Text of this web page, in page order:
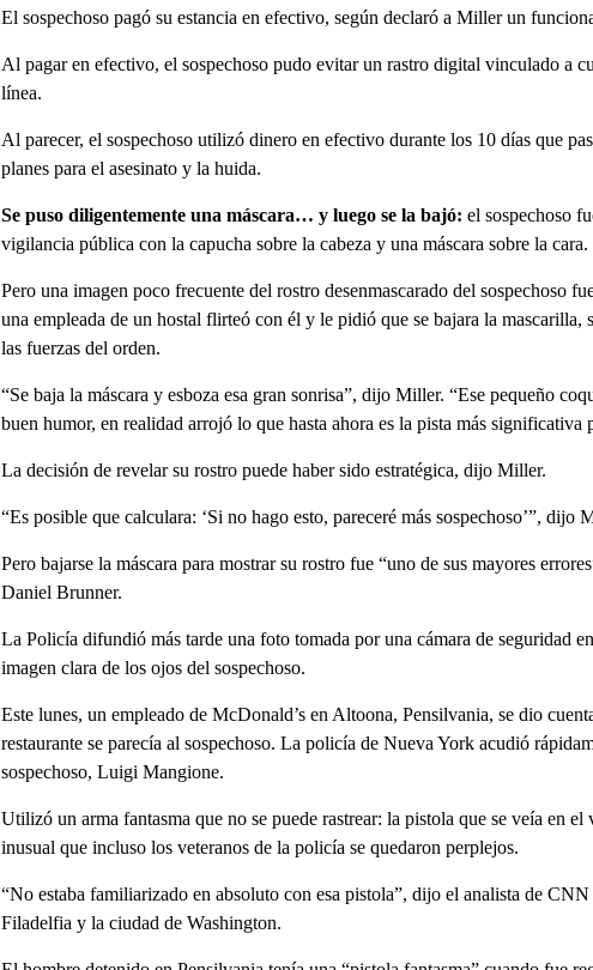
El sospechoso pagó su estancia en efectivo, según declaró a Miller un
Al pagar en efectivo, el sospechoso pudo evitar un rastro digital vinculado a
línea.
Al parecer, el sospechoso utilizó dinero en efectivo durante los 10 días que
planes para el asesinato y la huida.
Se puso diligentemente una máscara… y luego se la bajó: el sospechoso
vigilancia pública con la capucha sobre la cabeza y una máscara sobre la cara.
Pero una imagen poco frecuente del rostro desenmascarado del sospechoso
una empleada de un hostal flirteó con él y le pidió que se bajara la
las fuerzas del orden.
“Se baja la máscara y esboza esa gran sonrisa”, dijo Miller. “Ese pequeño
buen humor, en realidad arrojó lo que hasta ahora es la pista más significativa
La decisión de revelar su rostro puede haber sido estratégica, dijo Miller.
“Es posible que calculara: ‘Si no hago esto, pareceré más sospechoso’”, dijo
Pero bajarse la máscara para mostrar su rostro fue “uno de sus mayores
Daniel Brunner.
La Policía difundió más tarde una foto tomada por una cámara de seguridad
imagen clara de los ojos del sospechoso.
Este lunes, un empleado de McDonald’s en Altoona, Pensilvania, se dio
restaurante se parecía al sospechoso. La policía de Nueva York acudió
sospechoso, Luigi Mangione.
Utilizó un arma fantasma que no se puede rastrear: la pistola que se veía en
inusual que incluso los veteranos de la policía se quedaron perplejos.
“No estaba familiarizado en absoluto con esa pistola”, dijo el analista de
Filadelfia y la ciudad de Washington.